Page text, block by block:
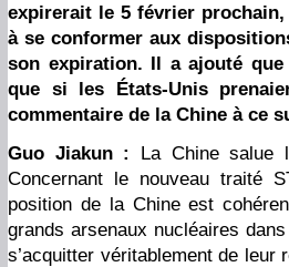
expirerait le 5 février
à se conformer aux
son expiration. Il a ajouté
que si les États-Unis
commentaire de la Chine à ce
Guo Jiakun : La Chine salue
Concernant le nouveau traité
position de la Chine est
grands arsenaux nucléaires
s’acquitter véritablement de